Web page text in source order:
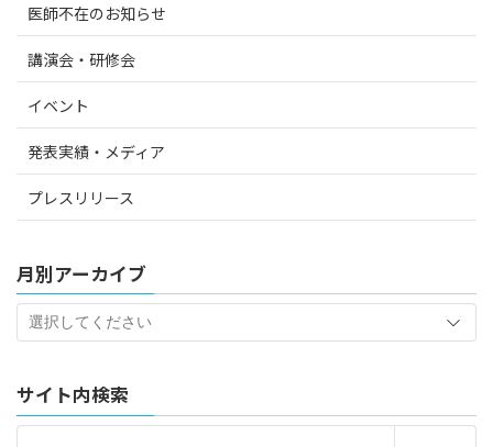
医師不在のお知らせ
講演会・研修会
イベント
発表実績・メディア
プレスリリース
月別アーカイブ
サイト内検索